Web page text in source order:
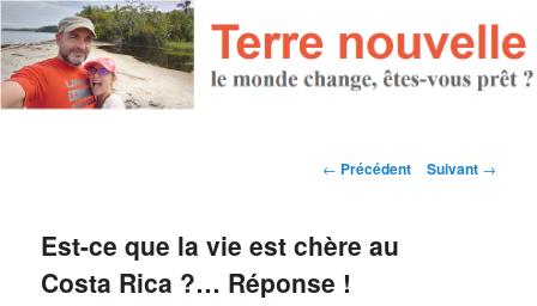
Navigation des articles
← Précédent Suivant →
Est-ce que la vie est chère au
Costa Rica ?… Réponse !